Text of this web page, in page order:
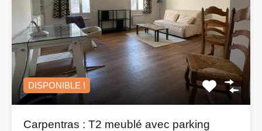
DISPONIBLE !
Carpentras : T2 meublé avec parking